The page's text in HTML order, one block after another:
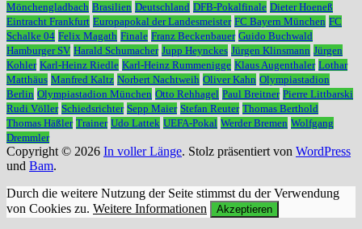
Mönchengladbach Brasilien Deutschland DFB-Pokalfinale Dieter Hoeneß
Eintracht Frankfurt Europapokal der Landesmeister FC Bayern München FC
Schalke 04 Felix Magath Finale Franz Beckenbauer Guido Buchwald
Hamburger SV Harald Schumacher Jupp Heynckes Jürgen Klinsmann Jürgen
Kohler Karl-Heinz Riedle Karl-Heinz Rummenigge Klaus Augenthaler Lothar
Matthäus Manfred Kaltz Norbert Nachtweih Oliver Kahn Olympiastadion
Berlin Olympiastadion München Otto Rehhagel Paul Breitner Pierre Littbarski
Rudi Völler Schiedsrichter Sepp Maier Stefan Reuter Thomas Berthold
Thomas Häßler Trainer Udo Lattek UEFA-Pokal Werder Bremen Wolfgang
Dremmler
Copyright © 2026 In voller Länge. Stolz präsentiert von WordPress
und Bam.
Durch die weitere Nutzung der Seite stimmst du der Verwendung
von Cookies zu. Weitere Informationen Akzeptieren